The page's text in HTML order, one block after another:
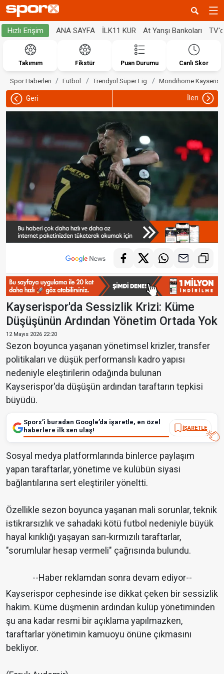
Hızlı Erişim ANA SAYFA İLK11 KUR At Yarışı Bankoları
Takımım Fikstür Puan Durumu Canlı Skor
Spor Haberleri Futbol Trendyol Süper Lig Mondihome
Geri İleri
Kayserispor'da Sessizlik Krizi: Küme
Düşüşünün Ardından Yönetim Ortada Yok
12 Mayıs 2026 22:20
Sezon boyunca yaşanan yönetimsel krizler, transfer
politikaları ve düşük performanslı kadro yapısı
nedeniyle eleştirilerin odağında bulunan
Kayserispor'da düşüşün ardından taraftarın tepkisi
büyüdü.
Sporx’i buradan Google’da işaretle, en özel
haberlere ilk sen ulaş!
İŞARETLE
Sosyal medya platformlarında binlerce paylaşım
yapan taraftarlar, yönetime ve kulübün siyasi
bağlantılarına sert eleştiriler yöneltti.
Özellikle sezon boyunca yaşanan mali sorunlar, teknik
istikrarsızlık ve sahadaki kötü futbol nedeniyle büyük
hayal kırıklığı yaşayan sarı-kırmızılı taraftarlar,
"sorumlular hesap vermeli" çağrısında bulundu.
--Haber reklamdan sonra devam ediyor--
Kayserispor cephesinde ise dikkat çeken bir sessizlik
hakim. Küme düşmenin ardından kulüp yönetiminden
şu ana kadar resmi bir açıklama yapılmazken,
taraftarlar yönetimin kamuoyu önüne çıkmasını
bekliyor.